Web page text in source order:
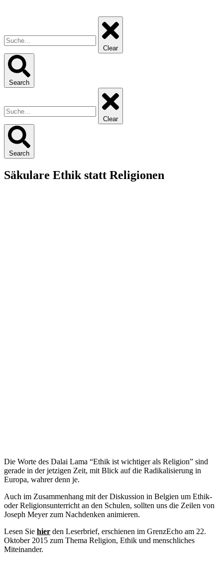
Clear
Search
Clear
Search
Säkulare Ethik statt Religionen
Die Worte des Dalai Lama “Ethik ist wichtiger als Religion” sind
gerade in der jetzigen Zeit, mit Blick auf die Radikalisierung in
Europa, wahrer denn je.
Auch im Zusammenhang mit der Diskussion in Belgien um Ethik-
oder Religionsunterricht an den Schulen, sollten uns die Zeilen von
Joseph Meyer zum Nachdenken animieren.
Lesen Sie hier den Leserbrief, erschienen im GrenzEcho am 22.
Oktober 2015 zum Thema Religion, Ethik und menschliches
Miteinander.